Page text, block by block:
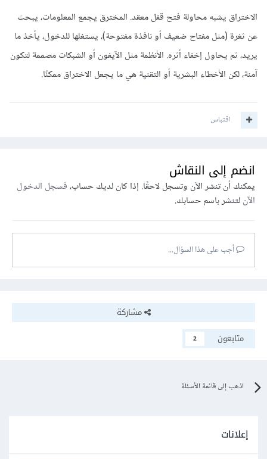
الاختراق يشبه محاولة فتح قفل معقد. المخترق يجمع المعلومات، يبحث
عن ثغرة (مثل مفتاح ضعيف أو نافذة مفتوحة)، يستغلها للدخول، يأخذ ما
يريد، ثم يحاول إخفاء أثره. الأنظمة مثل الآيفون أو الشبكات مصممة لتكون
آمنة، لكن الأخطاء البشرية أو التقنية هي ما يجعل الاختراق ممكنًا.
اقتباس
انضم إلى النقاش
يمكنك أن تنشر الآن وتسجل لاحقًا. إذا كان لديك حساب،فسجل الدخول
الآنلتنشر باسم حسابك.
أجب على هذا السؤال...
مشاركة
متابعون
2
اذهب إلى قائمة الأسئلة
إعلانات